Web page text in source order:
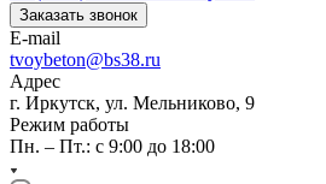
Заказать звонок
E-mail
tvoybeton@bs38.ru
Адрес
г. Иркутск, ул. Мельниково, 9
Режим работы
Пн. – Пт.: с 9:00 до 18:00